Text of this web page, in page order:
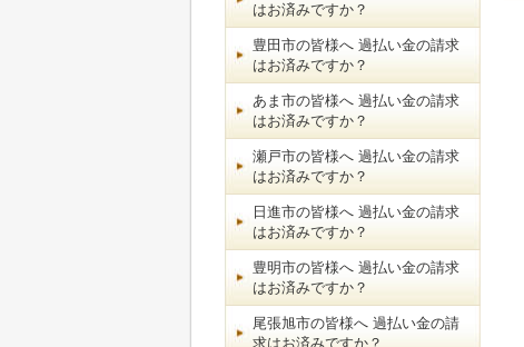
はお済みですか？
豊田市の皆様へ 過払い金の請求
はお済みですか？
あま市の皆様へ 過払い金の請求
はお済みですか？
瀬戸市の皆様へ 過払い金の請求
はお済みですか？
日進市の皆様へ 過払い金の請求
はお済みですか？
豊明市の皆様へ 過払い金の請求
はお済みですか？
尾張旭市の皆様へ 過払い金の請
求はお済みですか？